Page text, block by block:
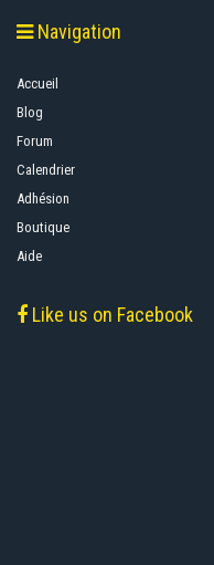
Navigation
Accueil
Blog
Forum
Calendrier
Adhésion
Boutique
Aide
Like us on Facebook